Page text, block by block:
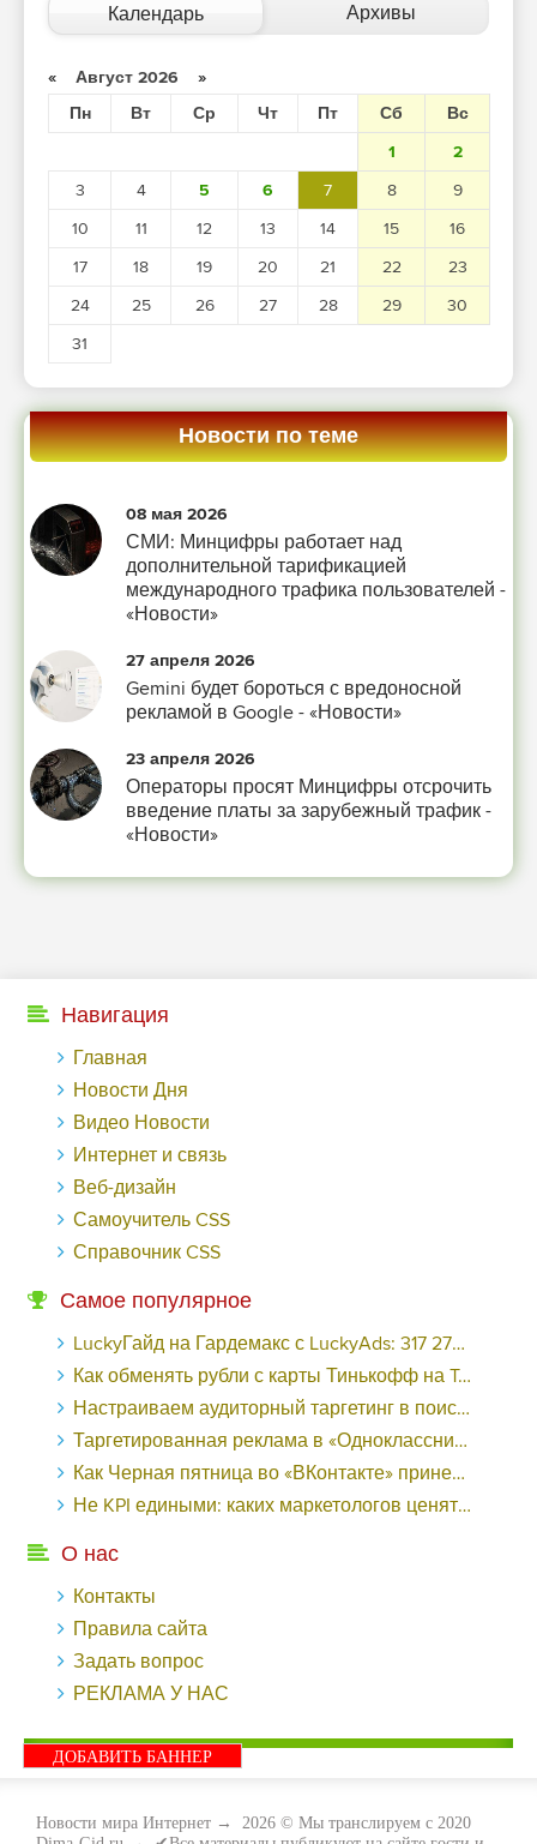
Календарь Архивы
« Август 2026 »
Пн
Вт Ср Чт Пт Сб
Вс
1
2
3
4 5 6 7 8
9
10
11 12 13 14 15
16
17
18 19 20 21 22
23
24
25 26 27 28 29
30
31
Новости по теме
08 мая 2026
СМИ: Минцифры работает над
дополнительной тарификацией
международного трафика пользователей -
«Новости»
27 апреля 2026
Gemini будет бороться с вредоносной
рекламой в Google - «Новости»
23 апреля 2026
Операторы просят Минцифры отсрочить
введение платы за зарубежный трафик -
«Новости»
Навигация
Главная
Новости Дня
Видео Новости
Интернет и связь
Веб-дизайн
Самоучитель CSS
Справочник CSS
Самое популярное
LuckyГайд на Гардемакс с LuckyAds: 317 279 рублей за 10 дней - «Надо знать»
Как обменять рубли с карты Тинькофф на Tether ERC20 (USDT)?
Настраиваем аудиторный таргетинг в поисковой кампании Google Ads - «Заработок»
Таргетированная реклама в «Одноклассниках»: как ее настроить и нужно ли - «Заработок»
Как Черная пятница во «ВКонтакте» принесла магазину подарков 221 продажу по цене 38 рублей - «Заработок»
Не KPI едиными: каких маркетологов ценят - «Заработок»
О нас
Контакты
Правила сайта
Задать вопрос
РЕКЛАМА У НАС
ДОБАВИТЬ БАННЕР
Новости мира Интернет → 2026 © Мы транслируем с 2020